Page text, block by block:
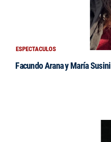
ESPECTACULOS
Facundo Arana y María